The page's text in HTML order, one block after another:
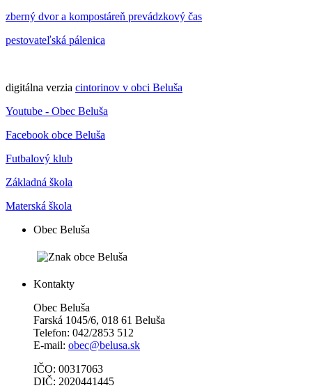
zberný dvor a kompostáreň prevádzkový čas
pestovateľská pálenica
digitálna verzia cintorinov v obci Beluša
Youtube - Obec Beluša
Facebook obce Beluša
Futbalový klub
Základná škola
Materská škola
Obec Beluša
Kontakty
Obec Beluša
Farská 1045/6, 018 61 Beluša
Telefon: 042/2853 512
E-mail: obec@belusa.sk
IČO: 00317063
DIČ: 2020441445